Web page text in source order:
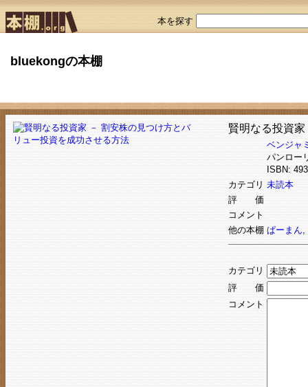
本を探す
bluekongの本棚
賢明なる投資
ベンジャ
パンロー
ISBN:
カテゴリ 未読本
評 価
コメント
他の本棚 ぱーまん,
カテゴリ
評 価
コメント